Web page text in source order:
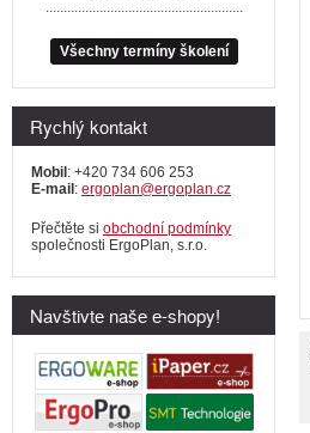
Všechny termíny školení
Rychlý kontakt
Mobil: +420 734 606 253
E-mail: ergoplan@ergoplan.cz
Přečtěte si obchodní podmínky
společnosti ErgoPlan, s.r.o.
Navštivte naše e-shopy!